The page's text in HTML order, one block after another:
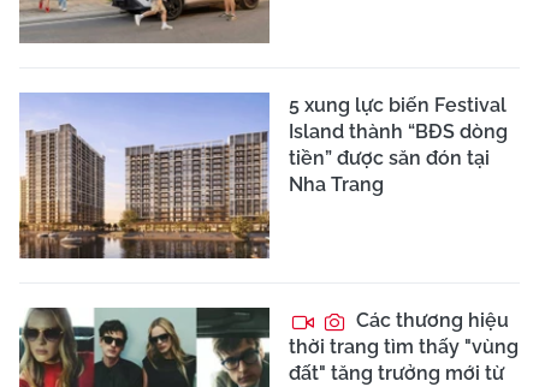
5 xung lực biến Festival
Island thành “BĐS dòng
tiền” được săn đón tại
Nha Trang
Các thương hiệu
thời trang tìm thấy "vùng
đất" tăng trưởng mới từ